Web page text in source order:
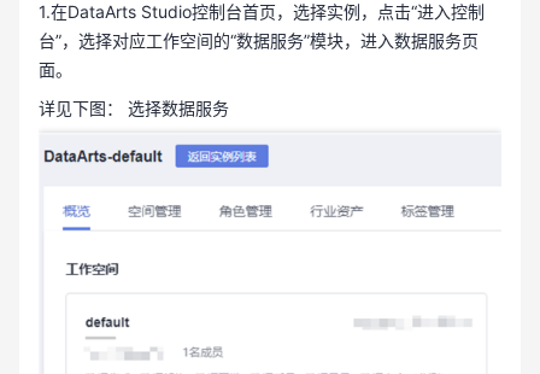
1.在DataArts Studio控制台首页，选择实例，点击“进入控制
台”，选择对应工作空间的“数据服务”模块，进入数据服务页
面。
详见下图： 选择数据服务